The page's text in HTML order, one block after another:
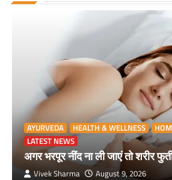
AYURVEDA HEALTH & WELLNESS
LATEST NEWS
अगर भरपूर नींद ना ली जाएं तो शरीर
Vivek Sharma August 9, 2026